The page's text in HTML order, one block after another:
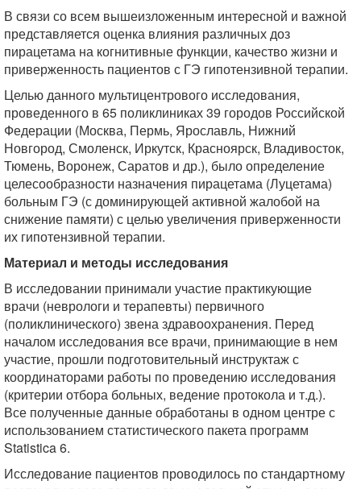
В связи со всем вышеизложенным интересной и важной
представляется оценка влияния различных доз
пирацетама на когнитивные функции, качество жизни и
приверженность пациентов с ГЭ гипотензивной терапии.
Целью данного мультицентрового исследования,
проведенного в 65 поликлиниках 39 городов Российской
Федерации (Москва, Пермь, Ярославль, Нижний
Новгород, Смоленск, Иркутск, Красноярск, Владивосток,
Тюмень, Воронеж, Саратов и др.), было определение
целесообразности назначения пирацетама (Луцетама)
больным ГЭ (с доминирующей активной жалобой на
снижение памяти) с целью увеличения приверженности
их гипотензивной терапии.
Материал и методы исследования
В исследовании принимали участие практикующие
врачи (неврологи и терапевты) первичного
(поликлинического) звена здравоохранения. Перед
началом исследования все врачи, принимающие в нем
участие, прошли подготовительный инструктаж с
координаторами работы по проведению исследования
(критерии отбора больных, ведение протокола и т.д.).
Все полученные данные обработаны в одном центре с
использованием статистического пакета программ
Statistica 6.
Исследование пациентов проводилось по стандартному